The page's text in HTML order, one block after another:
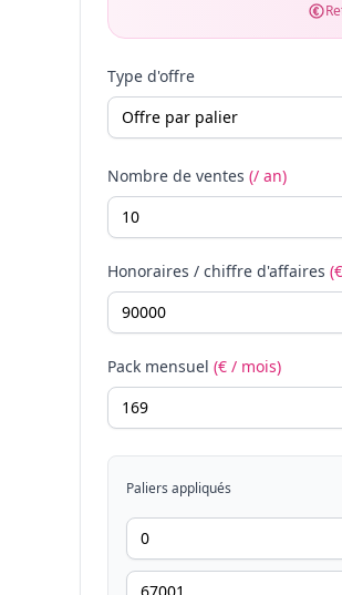
Type d'offre
Nombre de ventes (/ an)
Honoraires / chiffre d'affaires
Pack mensuel (€ / mois)
Paliers appliqués